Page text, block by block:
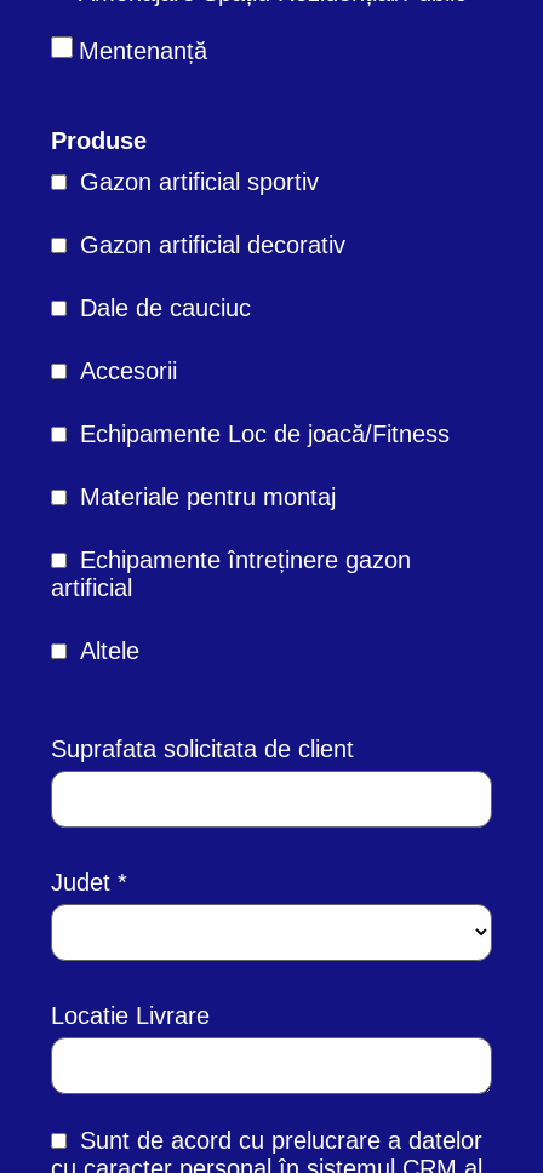
Mentenanță
Produse
Gazon artificial sportiv
Gazon artificial decorativ
Dale de cauciuc
Accesorii
Echipamente Loc de joacă/Fitness
Materiale pentru montaj
Echipamente întreținere gazon
artificial
Altele
Suprafata solicitata de client
Judet
Locatie Livrare
Sunt de acord cu prelucrare a datelor